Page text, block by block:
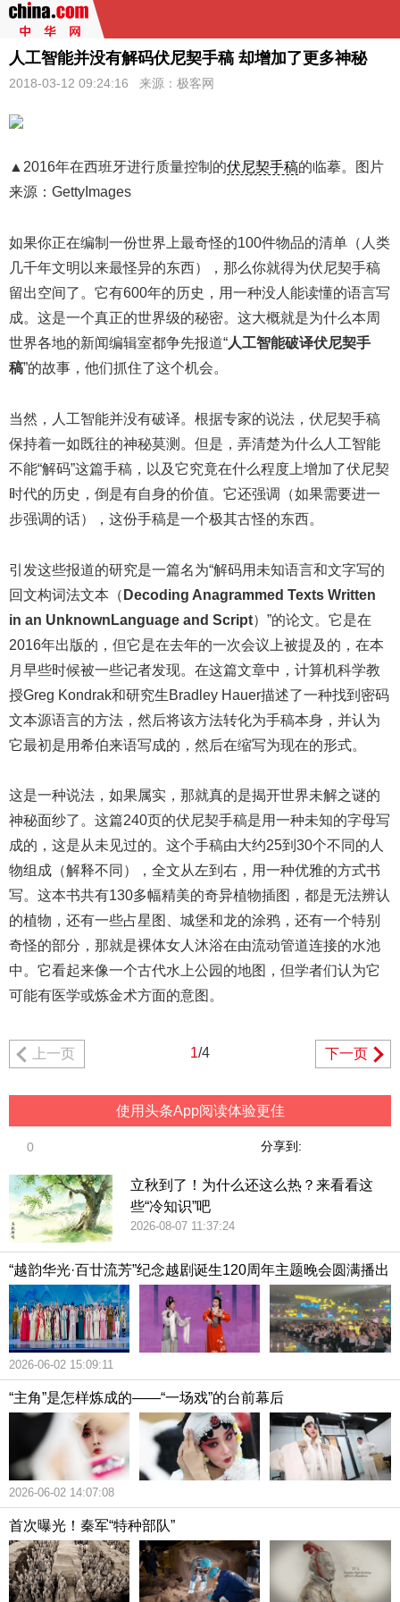
人工智能并没有解码伏尼契手稿 却增加了更多神秘
2018-03-12 09:24:16 来源：极客网
▲2016年在西班牙进行质量控制的伏尼契手稿的临摹。图片
来源：GettyImages
如果你正在编制一份世界上最奇怪的100件物品的清单（人类
几千年文明以来最怪异的东西），那么你就得为伏尼契手稿
留出空间了。它有600年的历史，用一种没人能读懂的语言写
成。这是一个真正的世界级的秘密。这大概就是为什么本周
世界各地的新闻编辑室都争先报道“人工智能破译伏尼契手
稿”的故事，他们抓住了这个机会。
当然，人工智能并没有破译。根据专家的说法，伏尼契手稿
保持着一如既往的神秘莫测。但是，弄清楚为什么人工智能
不能“解码”这篇手稿，以及它究竟在什么程度上增加了伏尼契
时代的历史，倒是有自身的价值。它还强调（如果需要进一
步强调的话），这份手稿是一个极其古怪的东西。
引发这些报道的研究是一篇名为“解码用未知语言和文字写的
回文构词法文本（ Decoding Anagrammed Texts Written
in an UnknownLanguage and Script）”的论文。它是在
2016年出版的，但它是在去年的一次会议上被提及的，在本
月早些时候被一些记者发现。在这篇文章中，计算机科学教
授Greg Kondrak和研究生Bradley Hauer描述了一种找到密码
文本源语言的方法，然后将该方法转化为手稿本身，并认为
它最初是用希伯来语写成的，然后在缩写为现在的形式。
这是一种说法，如果属实，那就真的是揭开世界未解之谜的
神秘面纱了。这篇240页的伏尼契手稿是用一种未知的字母写
成的，这是从未见过的。这个手稿由大约25到30个不同的人
物组成（解释不同），全文从左到右，用一种优雅的方式书
写。这本书共有130多幅精美的奇异植物插图，都是无法辨认
的植物，还有一些占星图、城堡和龙的涂鸦，还有一个特别
奇怪的部分，那就是裸体女人沐浴在由流动管道连接的水池
中。它看起来像一个古代水上公园的地图，但学者们认为它
可能有医学或炼金术方面的意图。
上一页 1/4 下一页
使用头条App阅读体验更佳
分享到:
0
立秋到了！为什么还这么热？来看看这
些“冷知识”吧
2026-08-07 11:37:24
“越韵华光·百廿流芳”纪念越剧诞生120周年主题晚会圆满播出
2026-06-02 15:09:11
“主角”是怎样炼成的——“一场戏”的台前幕后
2026-06-02 14:07:08
首次曝光！秦军“特种部队”